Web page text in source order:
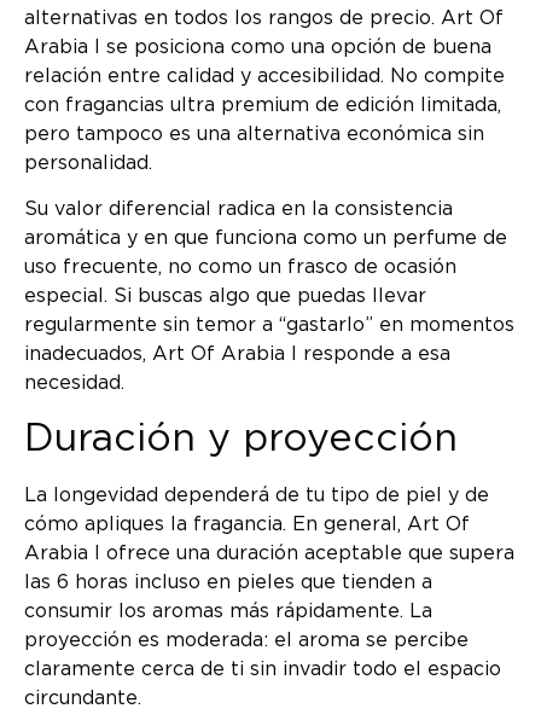
alternativas en todos los rangos de precio. Art Of
Arabia I se posiciona como una opción de buena
relación entre calidad y accesibilidad. No compite
con fragancias ultra premium de edición limitada,
pero tampoco es una alternativa económica sin
personalidad.
Su valor diferencial radica en la consistencia
aromática y en que funciona como un perfume de
uso frecuente, no como un frasco de ocasión
especial. Si buscas algo que puedas llevar
regularmente sin temor a “gastarlo” en momentos
inadecuados, Art Of Arabia I responde a esa
necesidad.
Duración y proyección
La longevidad dependerá de tu tipo de piel y de
cómo apliques la fragancia. En general, Art Of
Arabia I ofrece una duración aceptable que supera
las 6 horas incluso en pieles que tienden a
consumir los aromas más rápidamente. La
proyección es moderada: el aroma se percibe
claramente cerca de ti sin invadir todo el espacio
circundante.